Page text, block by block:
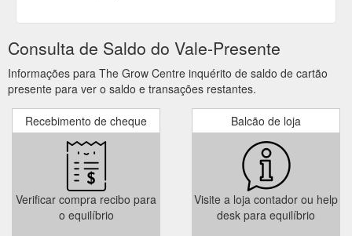
Consulta de Saldo do Vale-Presente
Informações para The Grow Centre inquérito de saldo de cartão
presente para ver o saldo e transações restantes.
Recebimento de cheque
Verificar compra recibo para
o equilíbrio
Balcão de loja
Visite a loja contador ou help
desk para equilíbrio